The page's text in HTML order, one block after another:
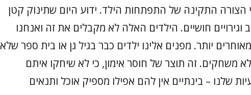
התקינה של התפתחות הילד. ידוע היום שתינוק קטן
חושיים. הילדים האלה לא מקבלים את זה ואנחנו
יותר. מפנים אלינו ילדים כבר בגיל גן או בית ספר שלא
משחקים. זה תוצר של חוסר אימון, כי לא שיחקו איתם
שלנו – בינתיים אין להם אפילו מספיק אוכל ותנאים